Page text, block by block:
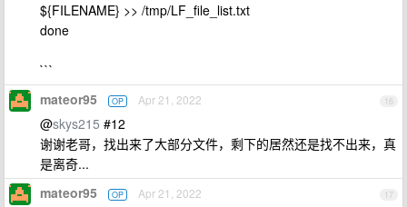
${FILENAME} >> /tmp/LF_file_list.txt
done
```
16
mateor95 OP Apr 21, 2022
@skys215 #12
谢谢老哥，找出来了大部分文件，剩下的居然还是找不出来，真
是离奇...
17
mateor95 OP Apr 21, 2022